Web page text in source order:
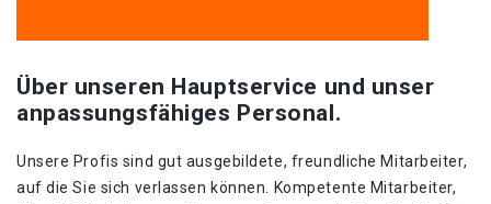
Über unseren Hauptservice und unser
anpassungsfähiges Personal.
Unsere Profis sind gut ausgebildete, freundliche Mitarbeiter,
auf die Sie sich verlassen können. Kompetente Mitarbeiter,